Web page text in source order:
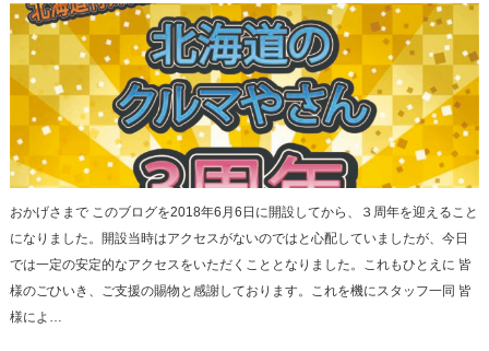
おかげさまで このブログを2018年6月6日に開設してから、３周年を迎えること
になりました。開設当時はアクセスがないのではと心配していましたが、今日
では一定の安定的なアクセスをいただくこととなりました。これもひとえに 皆
様のごひいき、ご支援の賜物と感謝しております。これを機にスタッフ一同 皆
様によ…